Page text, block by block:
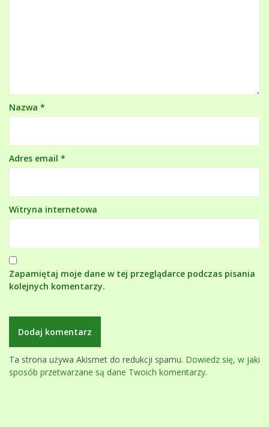
Nazwa *
Adres email *
Witryna internetowa
Zapamiętaj moje dane w tej przeglądarce podczas pisania
kolejnych komentarzy.
Ta strona używa Akismet do redukcji spamu. Dowiedz się, w jaki
sposób przetwarzane są dane Twoich komentarzy.